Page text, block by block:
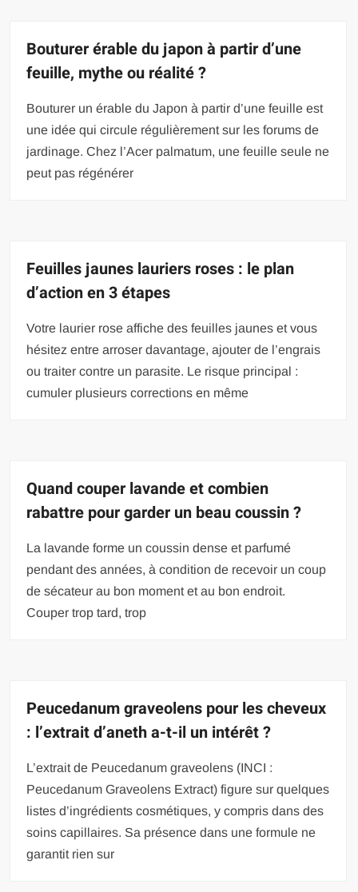
Bouturer érable du japon à partir d’une
feuille, mythe ou réalité ?
Bouturer un érable du Japon à partir d’une feuille est
une idée qui circule régulièrement sur les forums de
jardinage. Chez l’Acer palmatum, une feuille seule ne
peut pas régénérer
Feuilles jaunes lauriers roses : le plan
d’action en 3 étapes
Votre laurier rose affiche des feuilles jaunes et vous
hésitez entre arroser davantage, ajouter de l’engrais
ou traiter contre un parasite. Le risque principal :
cumuler plusieurs corrections en même
Quand couper lavande et combien
rabattre pour garder un beau coussin ?
La lavande forme un coussin dense et parfumé
pendant des années, à condition de recevoir un coup
de sécateur au bon moment et au bon endroit.
Couper trop tard, trop
Peucedanum graveolens pour les cheveux
: l’extrait d’aneth a-t-il un intérêt ?
L’extrait de Peucedanum graveolens (INCI :
Peucedanum Graveolens Extract) figure sur quelques
listes d’ingrédients cosmétiques, y compris dans des
soins capillaires. Sa présence dans une formule ne
garantit rien sur